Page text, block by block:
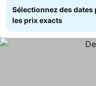
Sélectionnez des dates
les prix exacts